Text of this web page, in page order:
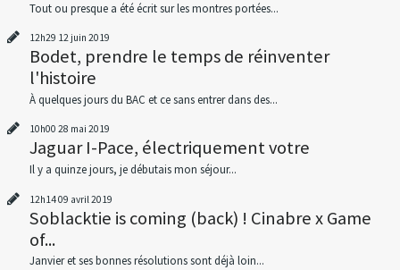
Tout ou presque a été écrit sur les montres portées...
12h29 12 juin 2019
Bodet, prendre le temps de réinventer
l'histoire
À quelques jours du BAC et ce sans entrer dans des...
10h00 28 mai 2019
Jaguar I-Pace, électriquement votre
Il y a quinze jours, je débutais mon séjour...
12h1409 avril 2019
Soblacktie is coming (back) ! Cinabre x Game
of...
Janvier et ses bonnes résolutions sont déjà loin...